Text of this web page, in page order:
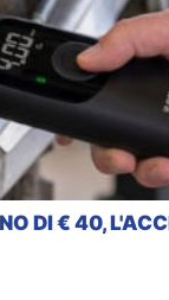
DI € 40,